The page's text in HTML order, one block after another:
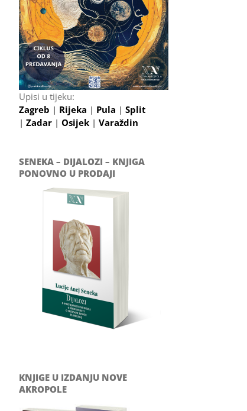
Upisi u tijeku:
Zagreb | Rijeka | Pula | Split
| Zadar | Osijek | Varaždin
SENEKA – DIJALOZI – KNJIGA
PONOVNO U PRODAJI
KNJIGE U IZDANJU NOVE
AKROPOLE